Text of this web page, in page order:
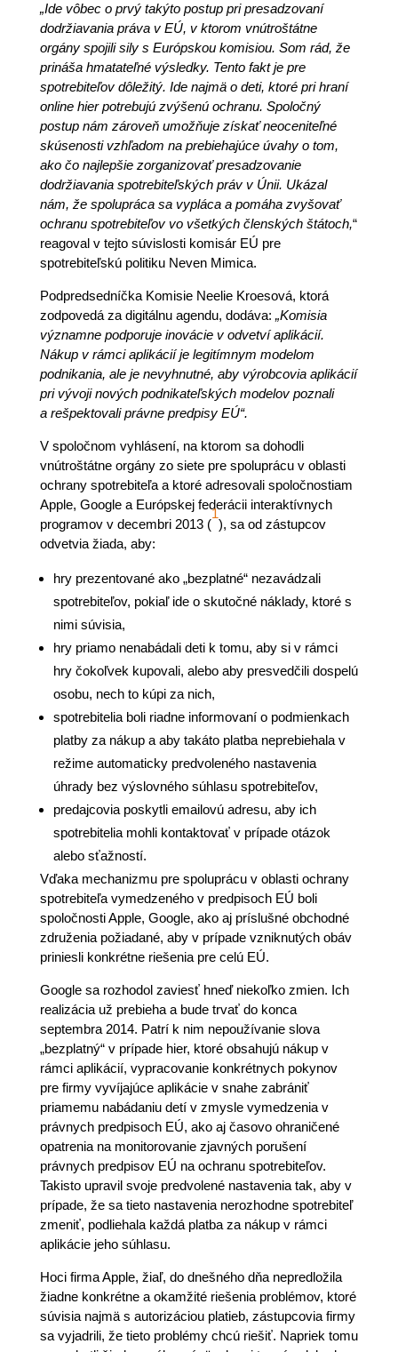
„Ide vôbec o prvý takýto postup pri presadzovaní
dodržiavania práva v EÚ, v ktorom vnútroštátne
orgány spojili sily s Európskou komisiou. Som rád, že
prináša hmatateľné výsledky. Tento fakt je pre
spotrebiteľov dôležitý. Ide najmä o deti, ktoré pri hraní
online hier potrebujú zvýšenú ochranu. Spoločný
postup nám zároveň umožňuje získať neoceniteľné
skúsenosti vzhľadom na prebiehajúce úvahy o tom,
ako čo najlepšie zorganizovať presadzovanie
dodržiavania spotrebiteľských práv v Únii. Ukázal
nám, že spolupráca sa vypláca a pomáha zvyšovať
ochranu spotrebiteľov vo všetkých členských štátoch,“
reagoval v tejto súvislosti komisár EÚ pre
spotrebiteľskú politiku Neven Mimica.
Podpredsedníčka Komisie Neelie Kroesová, ktorá
zodpovedá za digitálnu agendu, dodáva: „Komisia
významne podporuje inovácie v odvetví aplikácií.
Nákup v rámci aplikácií je legitímnym modelom
podnikania, ale je nevyhnutné, aby výrobcovia aplikácií
pri vývoji nových podnikateľských modelov poznali
a rešpektovali právne predpisy EÚ“.
V spoločnom vyhlásení, na ktorom sa dohodli
vnútroštátne orgány zo siete pre spoluprácu v oblasti
ochrany spotrebiteľa a ktoré adresovali spoločnostiam
Apple, Google a Európskej federácii interaktívnych
programov v decembri 2013 (
1
), sa od zástupcov
odvetvia žiada, aby:
hry prezentované ako „bezplatné“ nezavádzali
spotrebiteľov, pokiaľ ide o skutočné náklady, ktoré s
nimi súvisia,
hry priamo nenabádali deti k tomu, aby si v rámci
hry čokoľvek kupovali, alebo aby presvedčili dospelú
osobu, nech to kúpi za nich,
spotrebitelia boli riadne informovaní o podmienkach
platby za nákup a aby takáto platba neprebiehala v
režime automaticky predvoleného nastavenia
úhrady bez výslovného súhlasu spotrebiteľov,
predajcovia poskytli emailovú adresu, aby ich
spotrebitelia mohli kontaktovať v prípade otázok
alebo sťažností.
Vďaka mechanizmu pre spoluprácu v oblasti ochrany
spotrebiteľa vymedzeného v predpisoch EÚ boli
spoločnosti Apple, Google, ako aj príslušné obchodné
združenia požiadané, aby v prípade vzniknutých obáv
priniesli konkrétne riešenia pre celú EÚ.
Google sa rozhodol zaviesť hneď niekoľko zmien. Ich
realizácia už prebieha a bude trvať do konca
septembra 2014. Patrí k nim nepoužívanie slova
„bezplatný“ v prípade hier, ktoré obsahujú nákup v
rámci aplikácií, vypracovanie konkrétnych pokynov
pre firmy vyvíjajúce aplikácie v snahe zabrániť
priamemu nabádaniu detí v zmysle vymedzenia v
právnych predpisoch EÚ, ako aj časovo ohraničené
opatrenia na monitorovanie zjavných porušení
právnych predpisov EÚ na ochranu spotrebiteľov.
Takisto upravil svoje predvolené nastavenia tak, aby v
prípade, že sa tieto nastavenia nerozhodne spotrebiteľ
zmeniť, podliehala každá platba za nákup v rámci
aplikácie jeho súhlasu.
Hoci firma Apple, žiaľ, do dnešného dňa nepredložila
žiadne konkrétne a okamžité riešenia problémov, ktoré
súvisia najmä s autorizáciou platieb, zástupcovia firmy
sa vyjadrili, že tieto problémy chcú riešiť. Napriek tomu